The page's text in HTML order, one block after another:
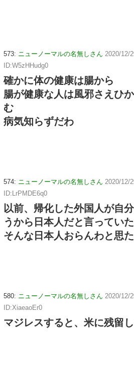
573: ニューノーマルの名無しさん 2020/12/
ID:W5zHHudg0
確かに体の健康は腸から
腸が健康な人は風邪さえひ
む
病気知らずだわ
574: ニューノーマルの名無しさん 2020/12/
ID:LrPMDE6q0
以前、帰化した外国人が自
うから日本人だと言ってい
そんな日本人おらんわと思た
580: ニューノーマルの名無しさん 2020/12/
ID:XiaeaoEr0
マジレスすると、米に残留